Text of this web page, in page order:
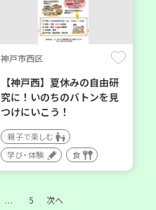
神戸市西区
【神戸西】夏休みの自由研
究に！いのちのバトンを見
つけにいこう！
親子で楽しむ
学び・体験
食
… 5 次へ